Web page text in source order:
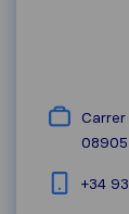
08905
+34